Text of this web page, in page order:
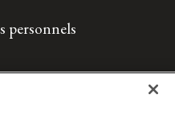
personnels